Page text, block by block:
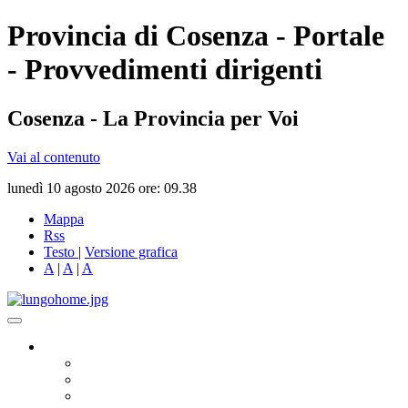
Provincia di Cosenza - Portale
- Provvedimenti dirigenti
Cosenza - La Provincia per Voi
Vai al contenuto
lunedì 10 agosto 2026 ore: 09.38
Mappa
Rss
Testo | Versione grafica
A | A | A